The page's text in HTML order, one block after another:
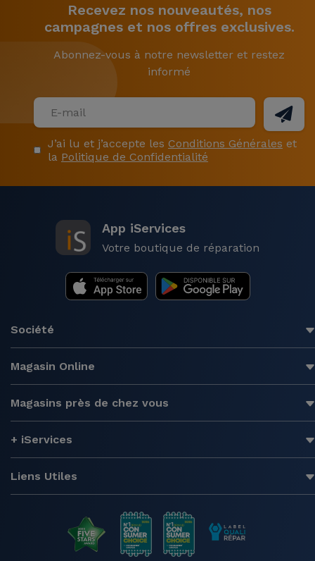
Recevez nos nouveautés, nos
campagnes et nos offres exclusives.
Abonnez-vous à notre newsletter et restez
informé
J’ai lu et j’accepte les Conditions Générales et
la Politique de Confidentialité
App iServices
Votre boutique de réparation
Société
Magasin Online
Magasins près de chez vous
+ iServices
Liens Utiles